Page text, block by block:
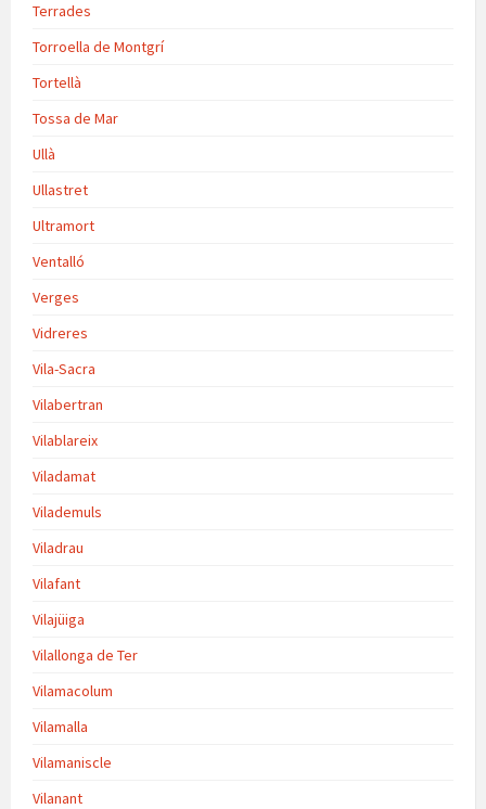
Terrades
Torroella de Montgrí
Tortellà
Tossa de Mar
Ullà
Ullastret
Ultramort
Ventalló
Verges
Vidreres
Vila-Sacra
Vilabertran
Vilablareix
Viladamat
Vilademuls
Viladrau
Vilafant
Vilajüiga
Vilallonga de Ter
Vilamacolum
Vilamalla
Vilamaniscle
Vilanant